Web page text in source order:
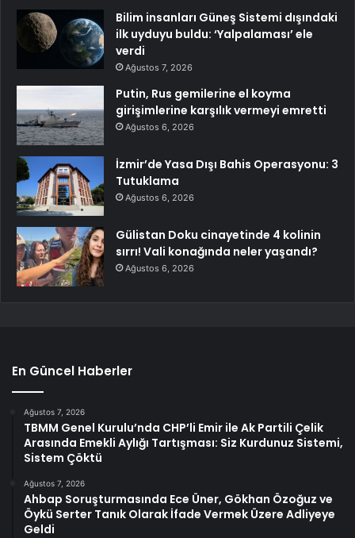
Bilim insanları Güneş Sistemi dışındaki
ilk uyduyu buldu: ‘Yalpalaması’ ele
verdi
Ağustos 7, 2026
Putin, Rus gemilerine el koyma
girişimlerine karşılık vermeyi emretti
Ağustos 6, 2026
İzmir’de Yasa Dışı Bahis Operasyonu: 3
Tutuklama
Ağustos 6, 2026
Gülistan Doku cinayetinde 4 kolinin
sırrı! Vali konağında neler yaşandı?
Ağustos 6, 2026
En Güncel Haberler
Ağustos 7, 2026
TBMM Genel Kurulu’nda CHP’li Emir ile Ak Partili Çelik
Arasında Emekli Aylığı Tartışması: Siz Kurdunuz Sistemi,
Sistem Çöktü
Ağustos 7, 2026
Ahbap Soruşturmasında Ece Üner, Gökhan Özoğuz ve
Öykü Serter Tanık Olarak İfade Vermek Üzere Adliyeye
Geldi